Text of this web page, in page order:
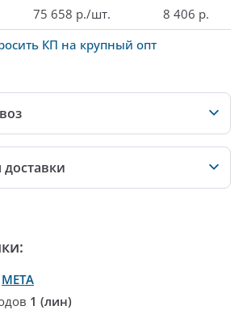
75 658 р./шт.
8 406 р.
КП на крупный опт
МЕТА
1 (лин)